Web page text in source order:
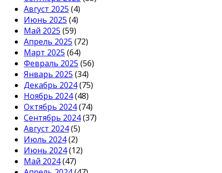
Август 2025 (4)
Июнь 2025 (4)
Май 2025 (59)
Апрель 2025 (72)
Март 2025 (64)
Февраль 2025 (56)
Январь 2025 (34)
Декабрь 2024(75)
Ноябрь 2024(48)
Октябрь 2024(74)
Сентябрь 2024(37)
Август 2024(5)
Июль 2024(2)
Июнь 2024(12)
Май 2024(47)